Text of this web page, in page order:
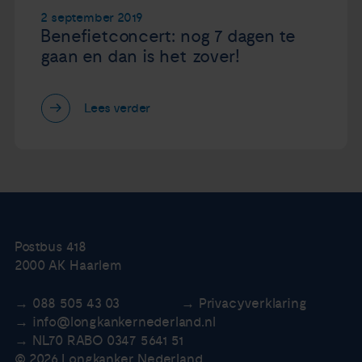
2 september 2019
Benefietconcert: nog 7 dagen te
gaan en dan is het zover!
Lees verder
Postbus 418
2000 AK Haarlem
088 505 43 03
Privacyverklaring
info@longkankernederland.nl
NL70 RABO 0347 5641 51